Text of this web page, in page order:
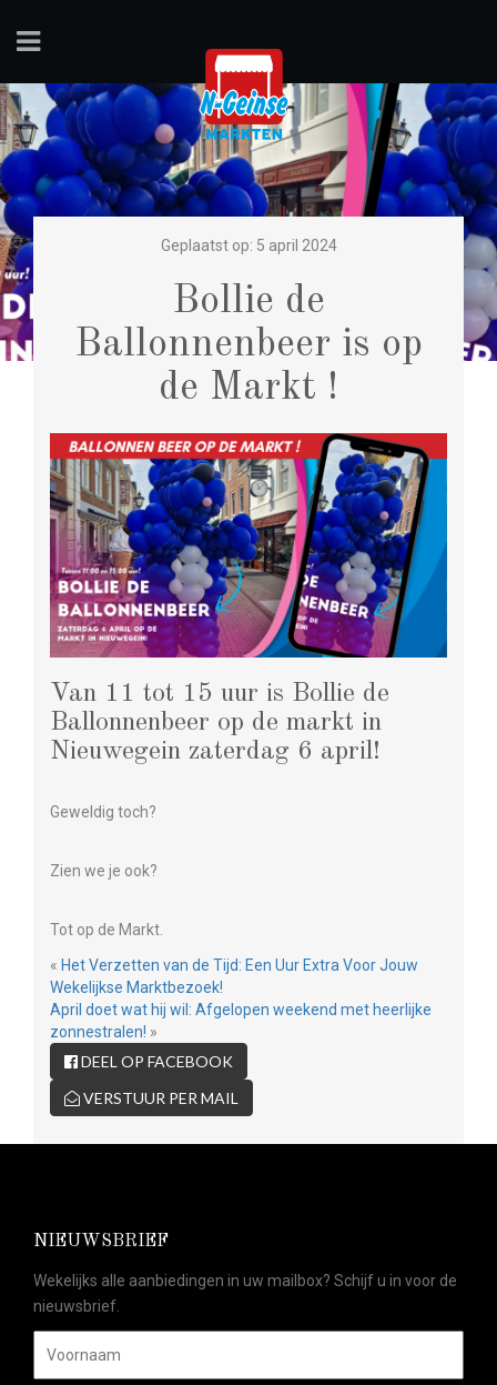
Geplaatst op: 5 april 2024
Bollie de
Ballonnenbeer is op
de Markt !
Van 11 tot 15 uur is Bollie de
Ballonnenbeer op de markt in
Nieuwegein zaterdag 6 april!
Geweldig toch?
Zien we je ook?
Tot op de Markt.
« Het Verzetten van de Tijd: Een Uur Extra Voor Jouw
Wekelijkse Marktbezoek!
April doet wat hij wil: Afgelopen weekend met heerlijke
zonnestralen! »
DEEL OP FACEBOOK
VERSTUUR PER MAIL
NIEUWSBRIEF
Wekelijks alle aanbiedingen in uw mailbox? Schijf u in voor de
nieuwsbrief.